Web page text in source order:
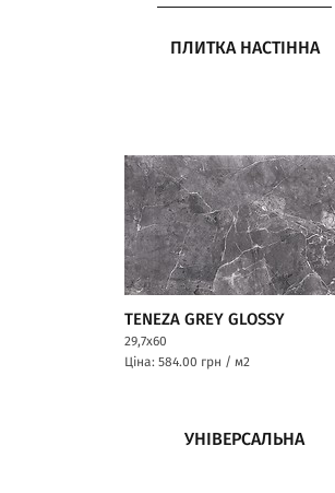
ПЛИТКА НАСТІННА
TENEZA GREY GLOSSY
29,7x60
Ціна: 584.00 грн / м2
УНІВЕРСАЛЬНА